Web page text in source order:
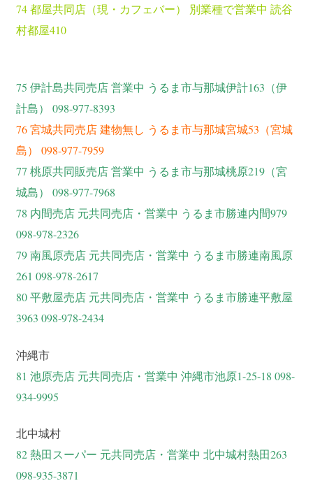
74 都屋共同店（現・カフェバー） 別業種で営業中 読谷
村都屋410
75 伊計島共同売店 営業中 うるま市与那城伊計163（伊
計島） 098-977-8393
76 宮城共同売店 建物無し うるま市与那城宮城53（宮城
島） 098-977-7959
77 桃原共同販売店 営業中 うるま市与那城桃原219（宮
城島） 098-977-7968
78 内間売店 元共同売店・営業中 うるま市勝連内間979
098-978-2326
79 南風原売店 元共同売店・営業中 うるま市勝連南風原
261 098-978-2617
80 平敷屋売店 元共同売店・営業中 うるま市勝連平敷屋
3963 098-978-2434
沖縄市
81 池原売店 元共同売店・営業中 沖縄市池原1-25-18 098-
934-9995
北中城村
82 熱田スーパー 元共同売店・営業中 北中城村熱田263
098-935-3871